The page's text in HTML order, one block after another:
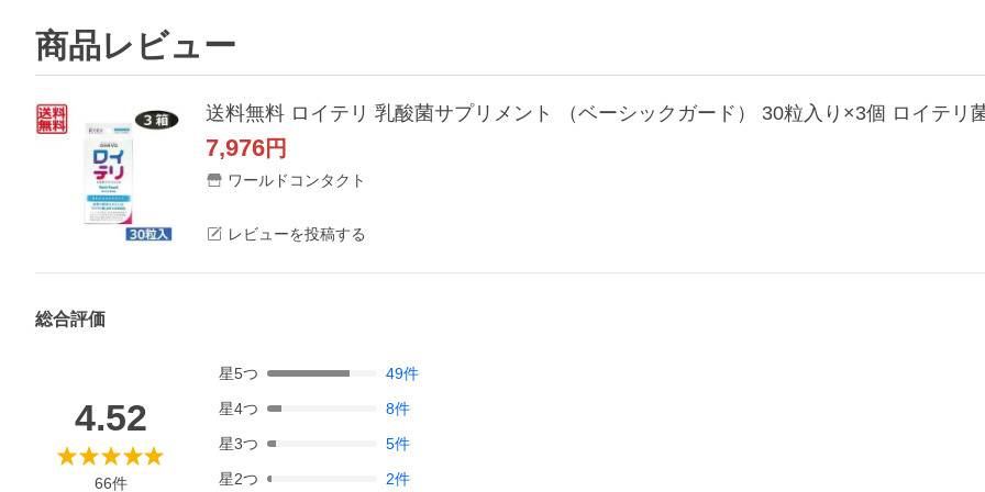
商品レビュー
送料無料 ロイテリ 乳酸菌サプリメント （ベーシックガード） 30粒入り×3個 ロイテリ
7,976円
ワールドコンタクト
レビューを投稿する
総合評価
4.52
66件
星5つ 49件
星4つ 8件
星3つ 5件
星2つ 2件